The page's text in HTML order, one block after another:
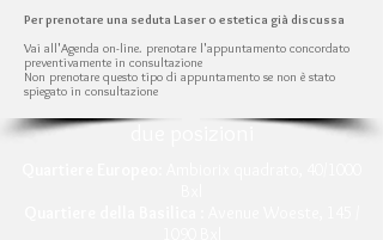
Per prenotare una seduta Laser o estetica già discussa
Vai all'Agenda on-line. prenotare l'appuntamento concordato
preventivamente in consultazione
Non prenotare questo tipo di appuntamento se non è stato
spiegato in consultazione